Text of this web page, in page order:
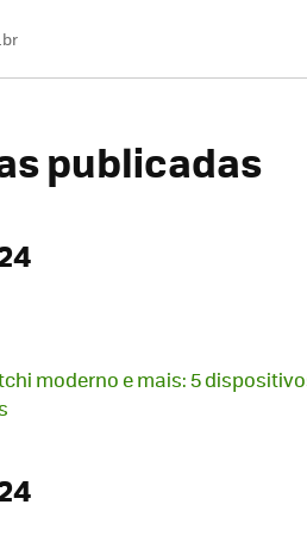
publicadas
moderno e mais: 5